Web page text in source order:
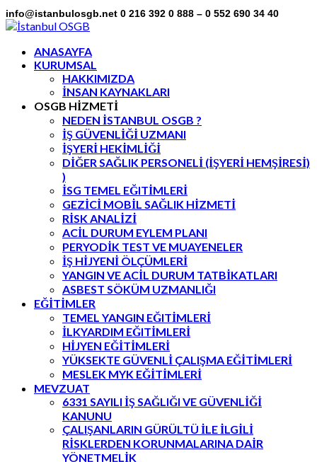
info@istanbulosgb.net 0 216 392 0 888 – 0 552 690 34 40
Facebook
Twitter
LinkedIn
Instagram
Flickr
ANASAYFA
KURUMSAL
HAKKIMIZDA
İNSAN KAYNAKLARI
OSGB HİZMETİ
NEDEN İSTANBUL OSGB ?
İŞ GÜVENLİĞİ UZMANI
İŞYERİ HEKİMLİĞİ
DİĞER SAĞLIK PERSONELİ (İŞYERİ HEMŞİRESİ)
)
İSG TEMEL EĞITİMLERİ
GEZİCİ MOBİL SAĞLIK HİZMETİ
RİSK ANALİZİ
ACİL DURUM EYLEM PLANI
PERYODİK TEST VE MUAYENELER
İŞ HİJYENİ ÖLÇÜMLERİ
YANGIN VE ACİL DURUM TATBİKATLARI
ASBEST SÖKÜM UZMANLIĞI
EĞİTİMLER
TEMEL YANGIN EĞITİMLERİ
İLKYARDIM EĞITİMLERİ
HİJYEN EĞİTİMLERİ
YÜKSEKTE GÜVENLİ ÇALIŞMA EĞİTİMLERİ
MESLEK MYK EĞİTİMLERİ
MEVZUAT
6331 SAYILI İŞ SAĞLIĞI VE GÜVENLİĞİ
KANUNU
ÇALIŞANLARIN GÜRÜLTÜ İLE İLGİLİ
RİSKLERDEN KORUNMALARINA DAİR
YÖNETMELİK